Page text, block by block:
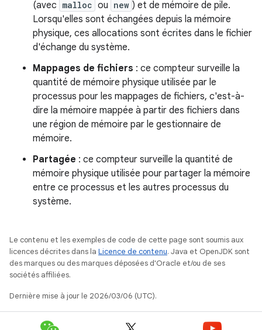
(avec malloc ou new ) et de mémoire de pile.
Lorsqu'elles sont échangées depuis la mémoire
physique, ces allocations sont écrites dans le fichier
d'échange du système.
Mappages de fichiers : ce compteur surveille la
quantité de mémoire physique utilisée par le
processus pour les mappages de fichiers, c'est-à-
dire la mémoire mappée à partir des fichiers dans
une région de mémoire par le gestionnaire de
mémoire.
Partagée : ce compteur surveille la quantité de
mémoire physique utilisée pour partager la mémoire
entre ce processus et les autres processus du
système.
Le contenu et les exemples de code de cette page sont soumis aux
licences décrites dans la Licence de contenu. Java et OpenJDK sont
des marques ou des marques déposées d'Oracle et/ou de ses
sociétés affiliées.
Dernière mise à jour le 2026/03/06 (UTC).